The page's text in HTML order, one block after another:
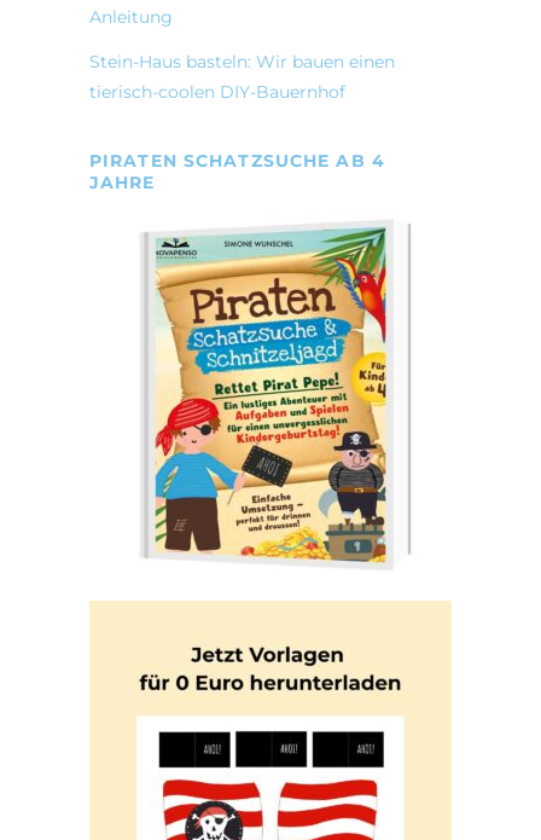
Anleitung
Stein-Haus basteln: Wir bauen einen
tierisch-coolen DIY-Bauernhof
PIRATEN SCHATZSUCHE AB 4
JAHRE